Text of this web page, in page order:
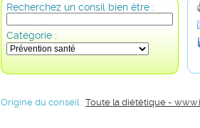
Recherchez un consil bien être :
Catégorie :
Origine du conseil : Toute la diététique -